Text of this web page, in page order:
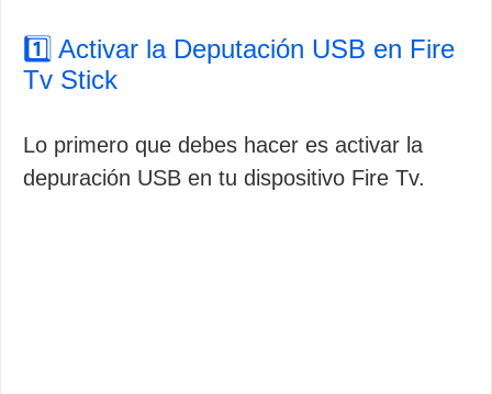
1️⃣ Activar la Deputación USB en Fire
Tv Stick
Lo primero que debes hacer es activar la
depuración USB en tu dispositivo Fire Tv.